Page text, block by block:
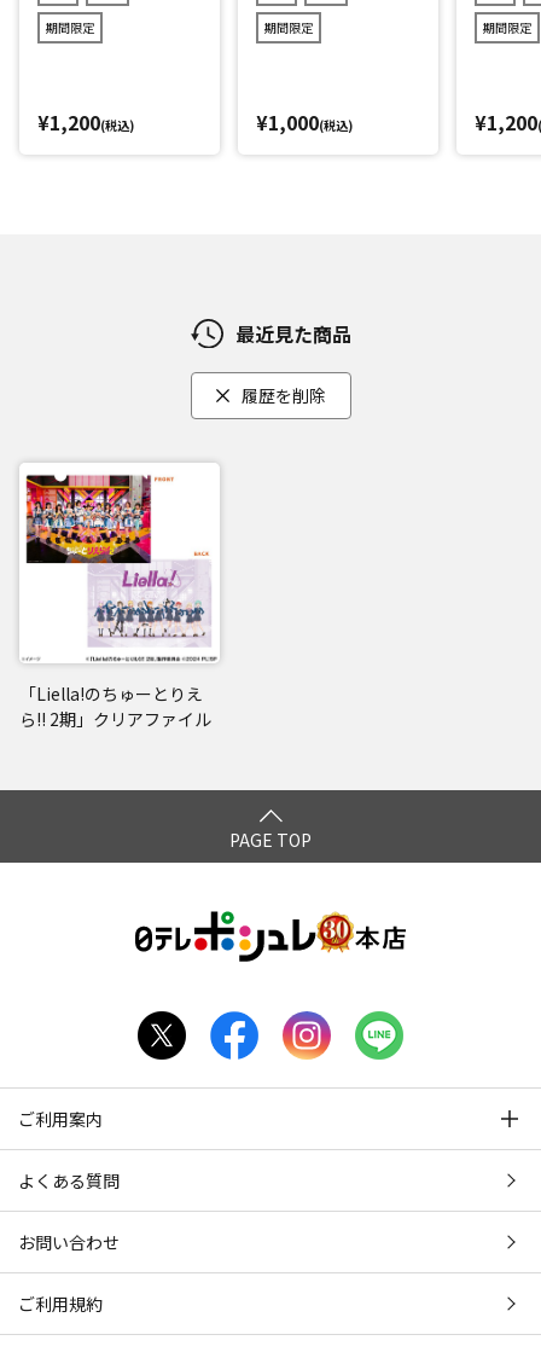
期間限定
¥1,200(税込)
期間限定
¥1,000(税込)
期間限定
¥1,200
最近見た商品
履歴を削除
「Liella!のちゅーとりえ
ら!! 2期」クリアファイル
PAGE TOP
ご利用案内
よくある質問
お問い合わせ
ご利用規約